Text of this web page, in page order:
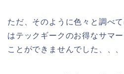
ただ、そのように色々と調べ
はテックギークのお得なサマ
ことができませんでした、、、